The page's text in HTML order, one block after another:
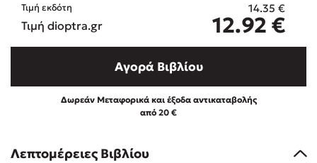
Λεπτομέρειες Βιβλίου
Τιμή εκδότη 14.35 €
Τιμή dioptra.gr 12.92 €
Αγορά Βιβλίου
Δωρεάν Μεταφορικά και έξοδα αντικαταβολής
από 20 €